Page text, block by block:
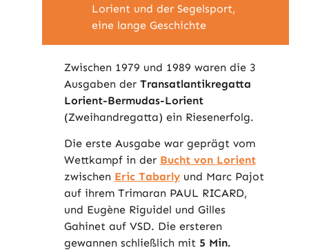
Lorient und der Segelsport,
eine lange Geschichte
Zwischen 1979 und 1989 waren die 3
Ausgaben der Transatlantikregatta
Lorient-Bermudas-Lorient
(Zweihandregatta) ein Riesenerfolg.
Die erste Ausgabe war geprägt vom
Wettkampf in der Bucht von Lorient
zwischen Eric Tabarlyund Marc Pajot
auf ihrem Trimaran PAUL RICARD,
und Eugène Riguidel und Gilles
Gahinet auf VSD. Die ersteren
gewannen schließlich mit 5 Min.